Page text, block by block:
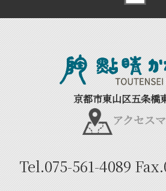
京都市東山区五条橋
アクセス
Tel.075-561-4089Fax.